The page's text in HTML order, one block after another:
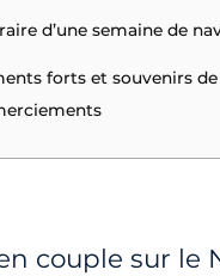
d’une semaine de
forts et souvenirs
couple sur le